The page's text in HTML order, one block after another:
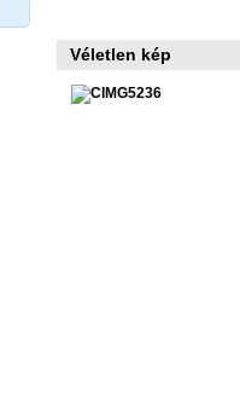
Véletlen kép